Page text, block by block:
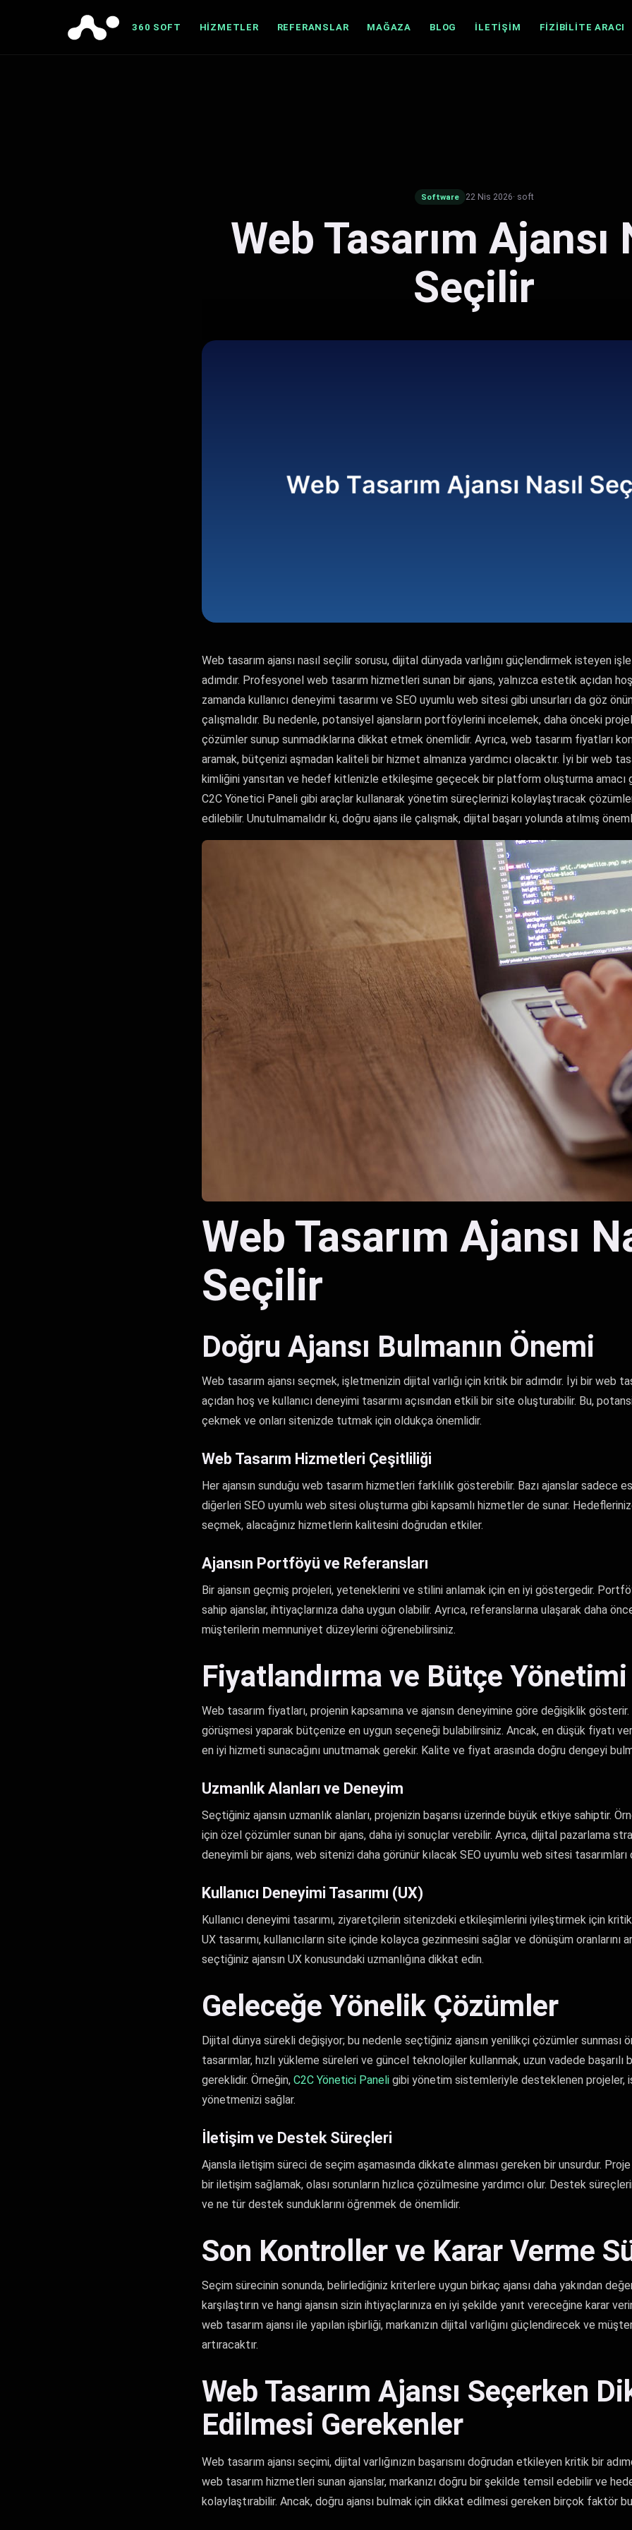
360 SOFT HIZMETLER REFERANSLAR MAĞAZA BLOG İLETIŞIM FIZIBILITE ARACI
Software 22 Nis 2026· soft
Web Tasarım Ajansı
Seçilir
Web tasarım ajansı nasıl seçilir sorusu, dijital dünyada varlığını güçlendirmek isteyen
adımdır. Profesyonel web tasarım hizmetleri sunan bir ajans, yalnızca estetik açıdan
zamanda kullanıcı deneyimi tasarımı ve SEO uyumlu web sitesi gibi unsurları da göz
çalışmalıdır. Bu nedenle, potansiyel ajansların portföylerini incelemek, daha önceki
çözümler sunup sunmadıklarına dikkat etmek önemlidir. Ayrıca, web tasarım fiyatları
aramak, bütçenizi aşmadan kaliteli bir hizmet almanıza yardımcı olacaktır. İyi bir web
kimliğini yansıtan ve hedef kitlenizle etkileşime geçecek bir platform oluşturma amacı
C2C Yönetici Paneli gibi araçlar kullanarak yönetim süreçlerinizi kolaylaştıracak
edilebilir. Unutulmamalıdır ki, doğru ajans ile çalışmak, dijital başarı yolunda atılmış
Web Tasarım Ajansı
Seçilir
Doğru Ajansı Bulmanın Önemi
Web tasarım ajansı seçmek, işletmenizin dijital varlığı için kritik bir adımdır. İyi bir web
açıdan hoş ve kullanıcı deneyimi tasarımı açısından etkili bir site oluşturabilir. Bu,
çekmek ve onları sitenizde tutmak için oldukça önemlidir.
Web Tasarım Hizmetleri Çeşitliliği
Her ajansın sunduğu web tasarım hizmetleri farklılık gösterebilir. Bazı ajanslar sadece
diğerleri SEO uyumlu web sitesi oluşturma gibi kapsamlı hizmetler de sunar.
seçmek, alacağınız hizmetlerin kalitesini doğrudan etkiler.
Ajansın Portföyü ve Referansları
Bir ajansın geçmiş projeleri, yeteneklerini ve stilini anlamak için en iyi göstergedir.
sahip ajanslar, ihtiyaçlarınıza daha uygun olabilir. Ayrıca, referanslarına ulaşarak daha
müşterilerin memnuniyet düzeylerini öğrenebilirsiniz.
Fiyatlandırma ve Bütçe Yönetimi
Web tasarım fiyatları, projenin kapsamına ve ajansın deneyimine göre değişiklik
görüşmesi yaparak bütçenize en uygun seçeneği bulabilirsiniz. Ancak, en düşük fiyatı
en iyi hizmeti sunacağını unutmamak gerekir. Kalite ve fiyat arasında doğru dengeyi
Uzmanlık Alanları ve Deneyim
Seçtiğiniz ajansın uzmanlık alanları, projenizin başarısı üzerinde büyük etkiye sahiptir.
için özel çözümler sunan bir ajans, daha iyi sonuçlar verebilir. Ayrıca, dijital pazarlama
deneyimli bir ajans, web sitenizi daha görünür kılacak SEO uyumlu web sitesi tasarımları
Kullanıcı Deneyimi Tasarımı (UX)
Kullanıcı deneyimi tasarımı, ziyaretçilerin sitenizdeki etkileşimlerini iyileştirmek için
UX tasarımı, kullanıcıların site içinde kolayca gezinmesini sağlar ve dönüşüm oranlarını
seçtiğiniz ajansın UX konusundaki uzmanlığına dikkat edin.
Geleceğe Yönelik Çözümler
Dijital dünya sürekli değişiyor; bu nedenle seçtiğiniz ajansın yenilikçi çözümler sunması
tasarımlar, hızlı yükleme süreleri ve güncel teknolojiler kullanmak, uzun vadede başarılı
gereklidir. Örneğin, C2C Yönetici Paneli gibi yönetim sistemleriyle desteklenen projeler,
yönetmenizi sağlar.
İletişim ve Destek Süreçleri
Ajansla iletişim süreci de seçim aşamasında dikkate alınması gereken bir unsurdur.
bir iletişim sağlamak, olası sorunların hızlıca çözülmesine yardımcı olur. Destek
ve ne tür destek sunduklarını öğrenmek de önemlidir.
Son Kontroller ve Karar Verme
Seçim sürecinin sonunda, belirlediğiniz kriterlere uygun birkaç ajansı daha yakından
karşılaştırın ve hangi ajansın sizin ihtiyaçlarınıza en iyi şekilde yanıt vereceğine karar
web tasarım ajansı ile yapılan işbirliği, markanızın dijital varlığını güçlendirecek ve
artıracaktır.
Web Tasarım Ajansı Seçerken
Edilmesi Gerekenler
Web tasarım ajansı seçimi, dijital varlığınızın başarısını doğrudan etkileyen kritik bir
web tasarım hizmetleri sunan ajanslar, markanızı doğru bir şekilde temsil edebilir ve
kolaylaştırabilir. Ancak, doğru ajansı bulmak için dikkat edilmesi gereken birçok faktör